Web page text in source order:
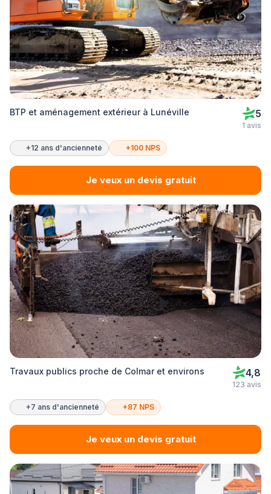
BTP et aménagement extérieur à Lunéville 5
1 avis
+12 ans d'ancienneté +100 NPS
Je veux un devis gratuit
Travaux publics proche de Colmar et environs 4,8
123 avis
+7 ans d'ancienneté +87 NPS
Je veux un devis gratuit